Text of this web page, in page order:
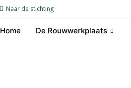
Naar de stichting
Home De Rouwwerkplaats